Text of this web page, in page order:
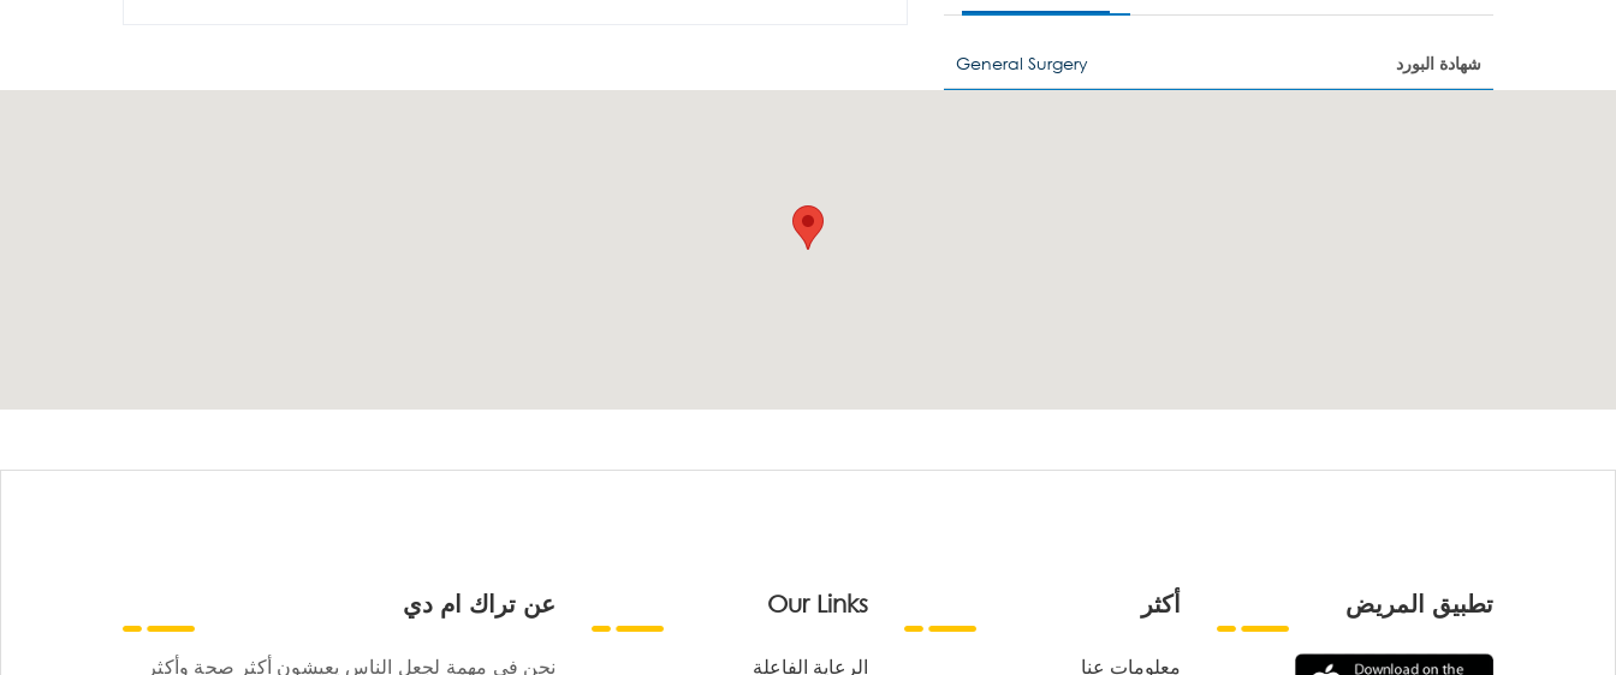
شهادة البورد General Surgery
عن تراك ام دي
نحن في مهمة لجعل الناس يعيشون أكثر صحة وأكثر
Our Links
الرعاية الفاعلة
أكثر
معلومات عنا
تطبيق المريض